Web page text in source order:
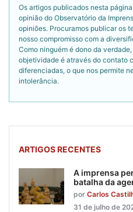
Os artigos publicados nesta
opinião do Observatório da
opiniões. Procuramos publicar os
nosso compromisso com a
Como ninguém é dono da
objetividade é através do contato
diferenciadas, o que nos permite
intolerância.
ARTIGOS RECENTES
A imprensa
batalha da
por Carlos
31 de julho de